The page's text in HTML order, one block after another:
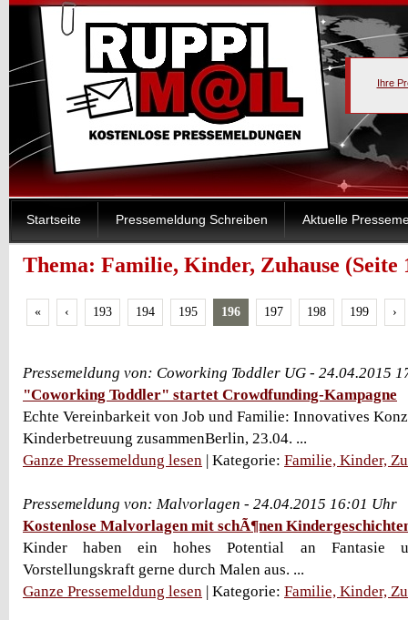
Ihre
Startseite Pressemeldung Schreiben Aktuelle
Thema: Familie, Kinder, Zuhause (Seite
« ‹ 193 194 195 196 197 198 199 ›
Pressemeldung von: Coworking Toddler UG - 24.04.2015
"Coworking Toddler" startet Crowdfunding-Kampagne
Echte Vereinbarkeit von Job und Familie: Innovatives
Kinderbetreuung zusammenBerlin, 23.04. ...
Ganze Pressemeldung lesen | Kategorie: Familie, Kinder,
Pressemeldung von: Malvorlagen - 24.04.2015 16:01 Uhr
Kostenlose Malvorlagen mit schÃ¶nen
Kinder haben ein hohes Potential an Fantasie
Vorstellungskraft gerne durch Malen aus. ...
Ganze Pressemeldung lesen | Kategorie: Familie, Kinder,